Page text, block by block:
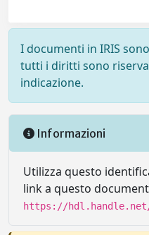
I documenti in IRIS
tutti i diritti sono
indicazione.
Informazioni
Utilizza questo
link a questo
https://hdl.handle.net/